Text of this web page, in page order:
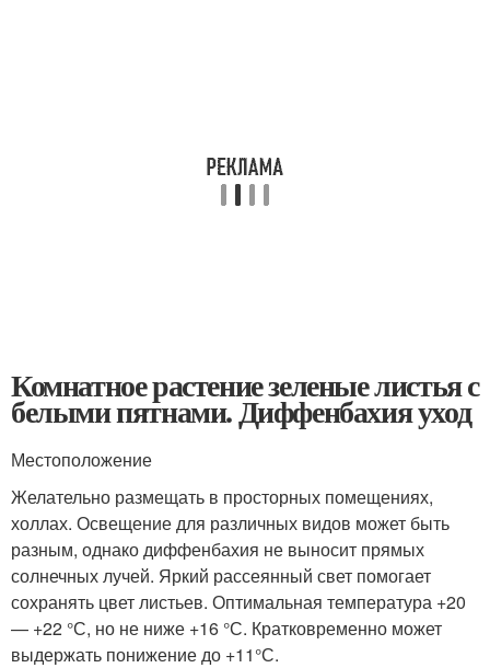
Комнатное растение зеленые листья с
белыми пятнами. Диффенбахия уход
Местоположение
Желательно размещать в просторных помещениях,
холлах. Освещение для различных видов может быть
разным, однако диффенбахия не выносит прямых
солнечных лучей. Яркий рассеянный свет помогает
сохранять цвет листьев. Оптимальная температура +20
— +22 °С, но не ниже +16 °С. Кратковременно может
выдержать понижение до +11°С.